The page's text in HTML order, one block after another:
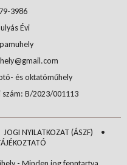
3986
Évi
és oktatóműhely
B/2023/001113
JOGI NYILATKOZAT (ÁSZF)
•